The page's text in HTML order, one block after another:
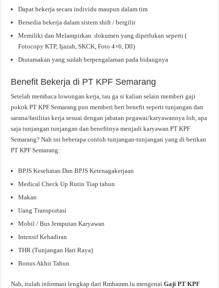
Dapat bekerja secara individu maupun dalam tim
Bersedia bekerja dalam sistem shift / bergilir
Memiliki dan Melampirkan dokumen yang diperlukan seperti (
Fotocopy KTP, Ijazah, SKCK, Foto 4×6, Dll)
Diutamakan yang sudah berpengalaman pada bidangnya
Benefit Bekerja di PT KPF Semarang
Setelah membaca lowongan kerja, tau ga si kalian selain memberi gaji
pokok PT KPF Semarang pun memberi beri benefit seperti tunjangan dan
sarana/fasilitas kerja sesuai dengan jabatan pegawai/karyawannya loh, apa
saja tunjangan tunjangan dan benefitnya menjadi karyawan PT KPF
Semarang? Nah ini beberapa contoh tunjangan-tunjangan yang di berikan
PT KPF Semarang:
BPJS Kesehatan Dan BPJS Ketenagakerjaan
Medical Check Up Rutin Tiap tahun
Makan
Uang Transportasi
Mobil / Bus Jemputan Karyawan
Intensif Kehadiran
THR (Tunjangan Hari Raya)
Bonus Akhir Tahun
Nah, itulah informasi lengkap dari Rmhamm.lu mengenaiGaji PT KPF